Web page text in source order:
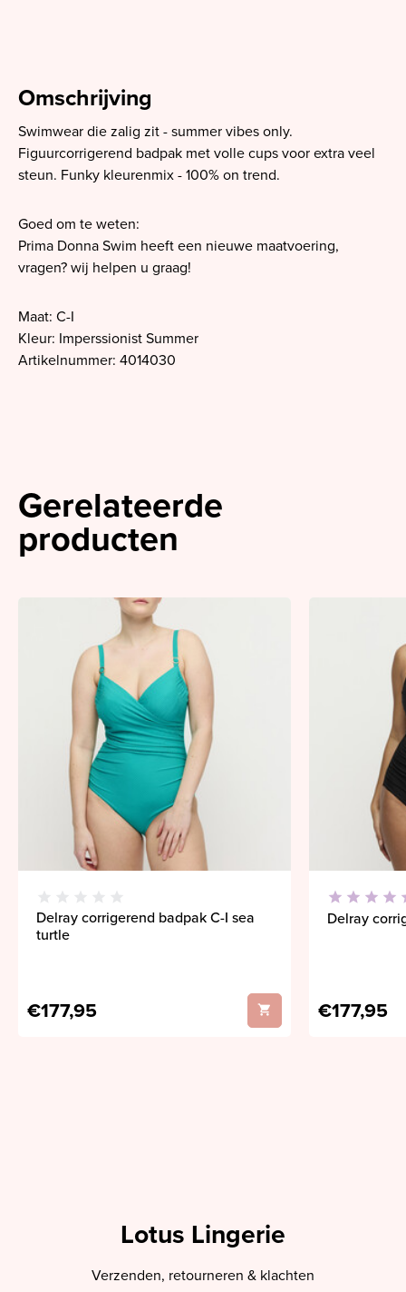
Omschrijving
Swimwear die zalig zit - summer vibes only.
Figuurcorrigerend badpak met volle cups voor extra veel
steun. Funky kleurenmix - 100% on trend.
Goed om te weten:
Prima Donna Swim heeft een nieuwe maatvoering,
vragen? wij helpen u graag!
Maat: C-I
Kleur: Imperssionist Summer
Artikelnummer: 4014030
Gerelateerde
producten
Delray corrigerend badpak C-I sea
turtle
€177,95
Delray
€177,95
Lotus Lingerie
Verzenden, retourneren & klachten